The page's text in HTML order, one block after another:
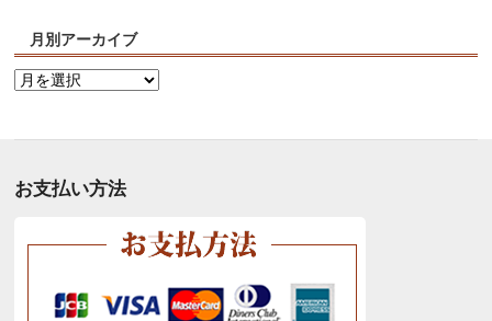
月別アーカイブ
月
カ
お支払い方法